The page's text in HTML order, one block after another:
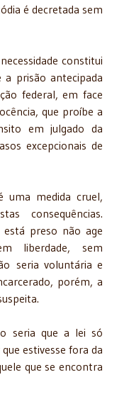
é decretada sem
constitui
prisão antecipada
federal, em face
que proíbe a
em julgado da
excepcionais de
uma medida cruel,
consequências.
preso não age
liberdade, sem
seria voluntária e
porém, a
seria que a lei só
estivesse fora da
que se encontra